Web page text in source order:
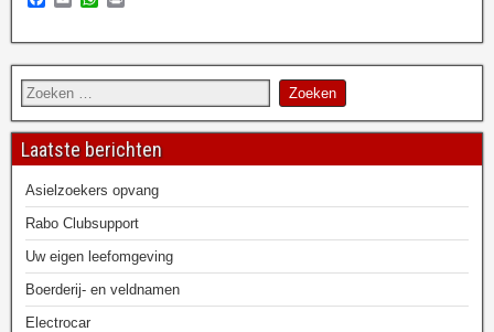
b
o
o
k
l
s
A
p
p
t
Laatste berichten
Asielzoekers opvang
Rabo Clubsupport
Uw eigen leefomgeving
Boerderij- en veldnamen
Electrocar